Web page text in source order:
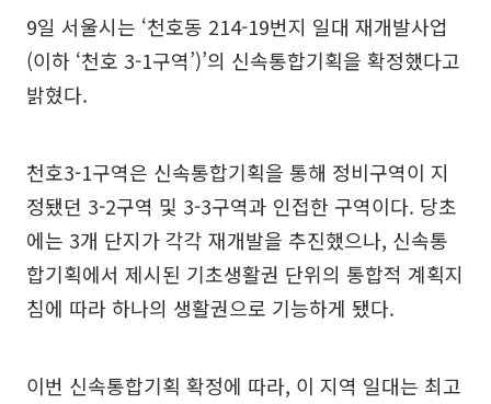
9일 서울시는 ‘천호동 214-19번지 일대 재개발사업
(이하 ‘천호 3-1구역’)’의 신속통합기획을 확정했다고
밝혔다.
천호3-1구역은 신속통합기획을 통해 정비구역이 지
정됐던 3-2구역 및 3-3구역과 인접한 구역이다. 당초
에는 3개 단지가 각각 재개발을 추진했으나, 신속통
합기획에서 제시된 기초생활권 단위의 통합적 계획지
침에 따라 하나의 생활권으로 기능하게 됐다.
이번 신속통합기획 확정에 따라, 이 지역 일대는 최고